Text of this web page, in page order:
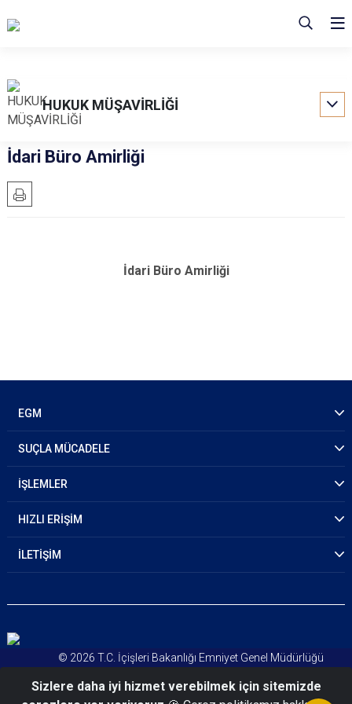
HUKUK MÜŞAVİRLİĞİ
İdari Büro Amirliği
İdari Büro Amirliği
EGM
SUÇLA MÜCADELE
İŞLEMLER
HIZLI ERİŞİM
İLETİŞİM
© 2026 T.C. İçişleri Bakanlığı Emniyet Genel Müdürlüğü
Aydınlatma Metni
Sizlere daha iyi hizmet verebilmek için sitemizde